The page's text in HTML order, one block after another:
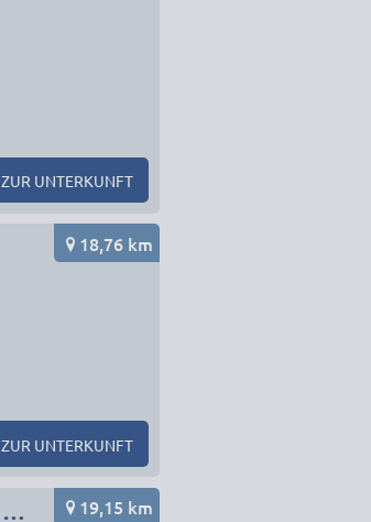
ZUR UNTERKUNFT
18,76 km
ZUR UNTERKUNFT
Monteurunterkunft in München Umgebung nach Wunsch / Bedürfnis 19,15 km